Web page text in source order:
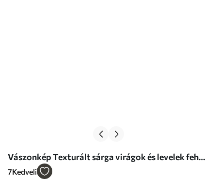
Vászonkép Texturált sárga virágok és levelek fehér
háttér előtt, finom ecsetvonásokkal Nr m01116
7Kedveli